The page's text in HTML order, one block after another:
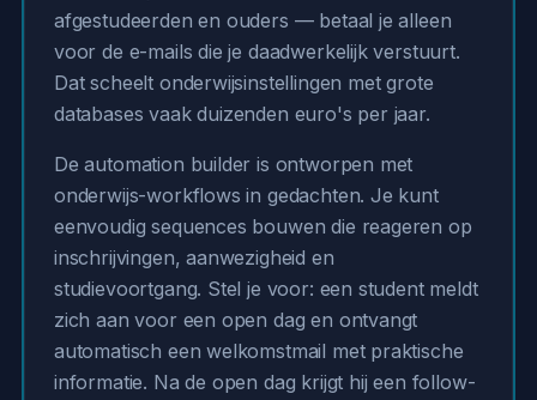
afgestudeerden en ouders — betaal je alleen
voor de e-mails die je daadwerkelijk verstuurt.
Dat scheelt onderwijsinstellingen met grote
databases vaak duizenden euro's per jaar.
De automation builder is ontworpen met
onderwijs-workflows in gedachten. Je kunt
eenvoudig sequences bouwen die reageren op
inschrijvingen, aanwezigheid en
studievoortgang. Stel je voor: een student meldt
zich aan voor een open dag en ontvangt
automatisch een welkomstmail met praktische
informatie. Na de open dag krijgt hij een follow-